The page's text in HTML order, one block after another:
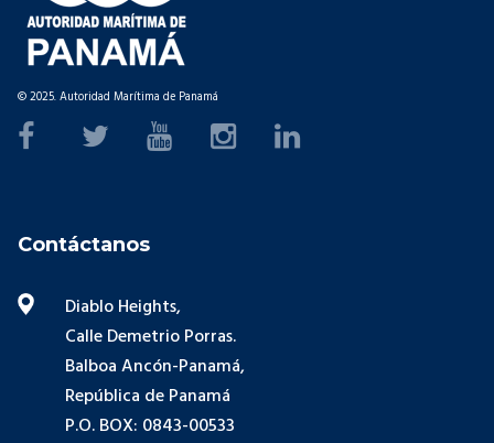
© 2025. Autoridad Marítima de Panamá
Contáctanos
Diablo Heights,
Calle Demetrio Porras.
Balboa Ancón-Panamá,
República de Panamá
P.O. BOX: 0843-00533